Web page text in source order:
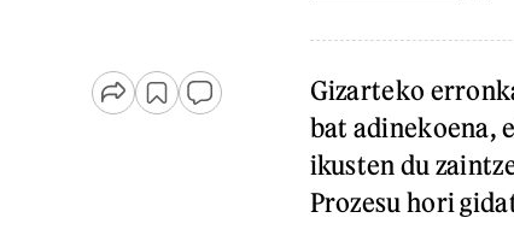
Gizarteko
bat adinekoena,
ikusten du
Prozesu hori